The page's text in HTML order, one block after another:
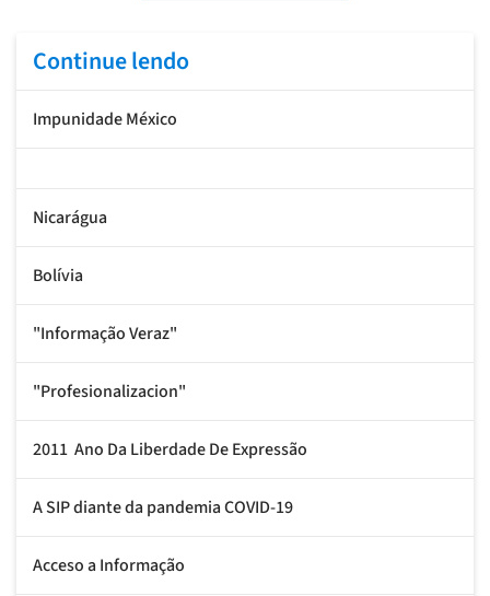
Continue lendo
Impunidade México
Nicarágua
Bolívia
"Informação Veraz"
"Profesionalizacion"
2011  Ano Da Liberdade De Expressão
A SIP diante da pandemia COVID-19
Acceso a Informação